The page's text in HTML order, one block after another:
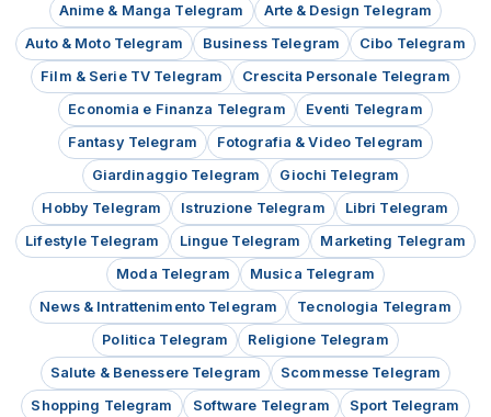
Anime & Manga Telegram
Arte & Design Telegram
Auto & Moto Telegram
Business Telegram
Cibo Telegram
Film & Serie TV Telegram
Crescita Personale Telegram
Economia e Finanza Telegram
Eventi Telegram
Fantasy Telegram
Fotografia & Video Telegram
Giardinaggio Telegram
Giochi Telegram
Hobby Telegram
Istruzione Telegram
Libri Telegram
Lifestyle Telegram
Lingue Telegram
Marketing Telegram
Moda Telegram
Musica Telegram
News & Intrattenimento Telegram
Tecnologia Telegram
Politica Telegram
Religione Telegram
Salute & Benessere Telegram
Scommesse Telegram
Shopping Telegram
Software Telegram
Sport Telegram